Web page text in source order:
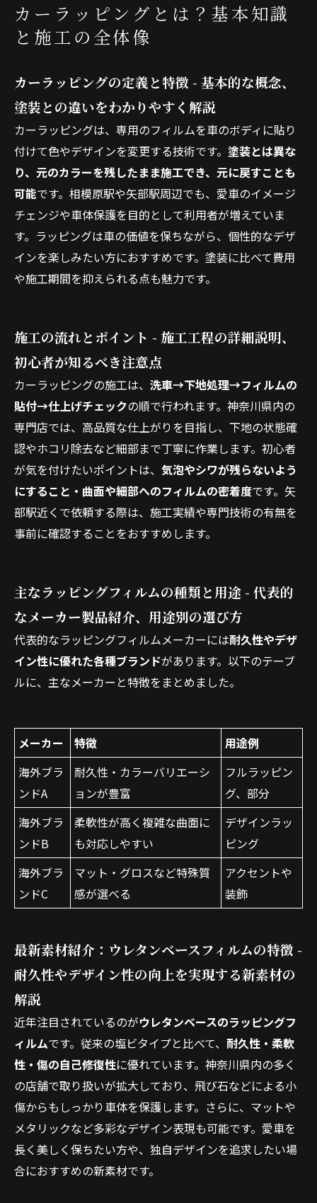
れる）理由について
相模原市について
関連エリア
対応地域
カーラッピングとは？基本知識
と施工の全体像
カーラッピングの定義と特徴 - 基本的な概念、
塗装との違いをわかりやすく解説
カーラッピングは、専用のフィルムを車のボディに貼り
付けて色やデザインを変更する技術です。 塗装とは異な
り、元のカラーを残したまま施工でき、元に戻すことも
可能です。相模原駅や矢部駅周辺でも、愛車のイメージ
チェンジや車体保護を目的として利用者が増えていま
す。ラッピングは車の価値を保ちながら、個性的なデザ
インを楽しみたい方におすすめです。塗装に比べて費用
や施工期間を抑えられる点も魅力です。
施工の流れとポイント - 施工工程の詳細説明、
初心者が知るべき注意点
カーラッピングの施工は、 洗車→下地処理→フィルムの
貼付→仕上げチェックの順で行われます。神奈川県内の
専門店では、高品質な仕上がりを目指し、下地の状態確
認やホコリ除去など細部まで丁寧に作業します。初心者
が気を付けたいポイントは、 気泡やシワが残らないよう
にすること・曲面や細部へのフィルムの密着度です。矢
部駅近くで依頼する際は、施工実績や専門技術の有無を
事前に確認することをおすすめします。
主なラッピングフィルムの種類と用途 - 代表的
なメーカー製品紹介、用途別の選び方
代表的なラッピングフィルムメーカーには耐久性やデザ
イン性に優れた各種ブランドがあります。以下のテーブ
ルに、主なメーカーと特徴をまとめました。
メーカー 特徴
用途例
海外ブラ
ンドA
耐久性・カラーバリエーシ
ョンが豊富
フルラッピン
グ、部分
海外ブラ
ンドB
柔軟性が高く複雑な曲面に
も対応しやすい
デザインラッ
ピング
海外ブラ
ンドC
マット・グロスなど特殊質
感が選べる
アクセントや
装飾
最新素材紹介：ウレタンベースフィルムの特徴 -
耐久性やデザイン性の向上を実現する新素材の
解説
近年注目されているのがウレタンベースのラッピングフ
ィルムです。従来の塩ビタイプと比べて、 耐久性・柔軟
性・傷の自己修復性に優れています。神奈川県内の多く
の店舗で取り扱いが拡大しており、飛び石などによる小
傷からもしっかり車体を保護します。さらに、マットや
メタリックなど多彩なデザイン表現も可能です。愛車を
長く美しく保ちたい方や、独自デザインを追求したい場
合におすすめの新素材です。